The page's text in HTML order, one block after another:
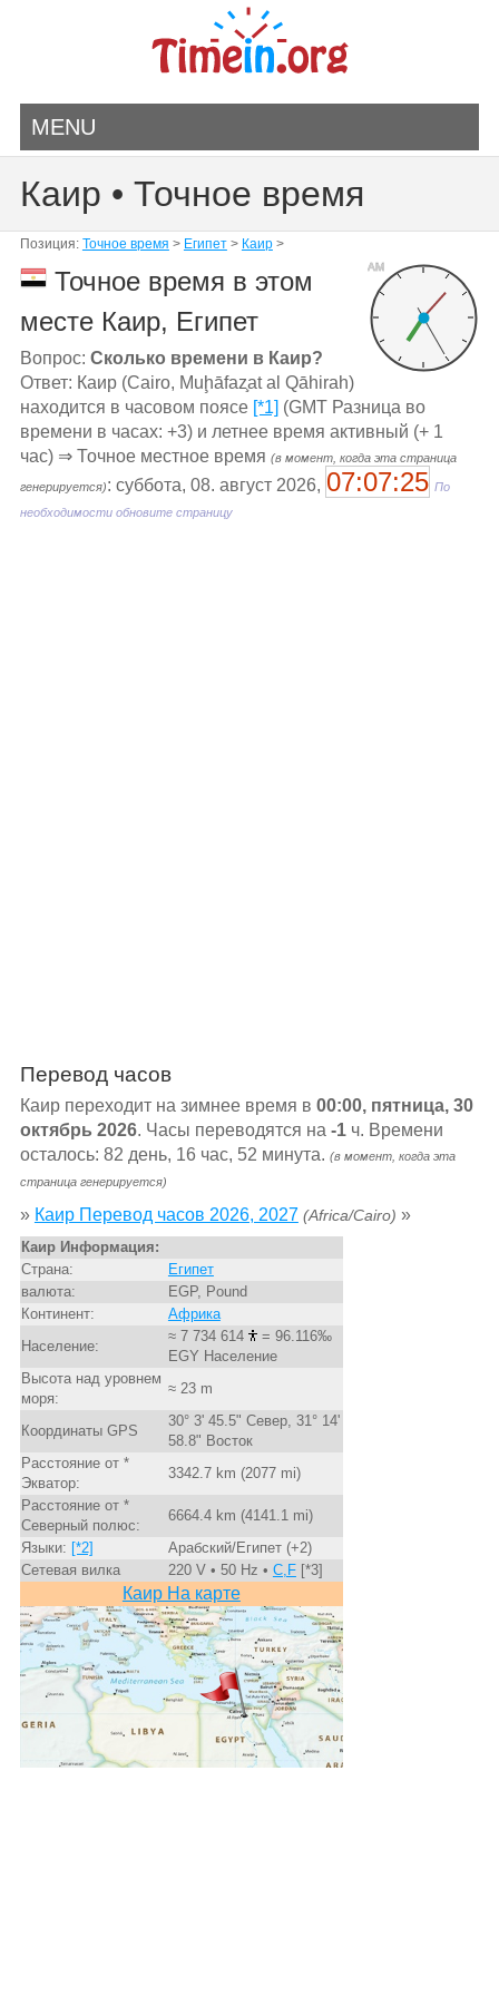
MENU
Каир • Точное время
Позиция: Точное время > Египет> Каир>
AM
Точное время в этом
месте Каир, Египет
Вопрос: Сколько времени в Каир?
Ответ: Каир (Cairo, Muḩāfaz̧at al Qāhirah)
находится в часовом поясе [*1] (GMT Разница во
времени в часах: +3) и летнее время активный (+ 1
час) ⇒ Точное местное время (в момент, когда эта страница
генерируется): суббота, 08. август 2026, 07:07:25 По
необходимости обновите страницу
Перевод часов
Каир переходит на зимнее время в 00:00, пятница, 30
октябрь 2026. Часы переводятся на -1ч. Времени
осталось: 82 день, 16 час, 52 минута. (в момент, когда эта
страница генерируется)
» Каир Перевод часов 2026, 2027 (Africa/Cairo) »
Каир Информация:
Страна:
Египет
валюта:
EGP, Pound
Континент:
Африка
Население:
≈ 7 734 614
= 96.116‰
EGY Население
Высота над уровнем
моря:
≈ 23 m
Координаты GPS
30° 3' 45.5" Север, 31° 14'
58.8" Восток
Расстояние от *
Экватор:
3342.7 km (2077 mi)
Расстояние от *
Северный полюс:
6664.4 km (4141.1 mi)
Языки: [*2]
Арабский/Египет (+2)
Сетевая вилка
220 V • 50 Hz • C,F[*3]
Каир На карте